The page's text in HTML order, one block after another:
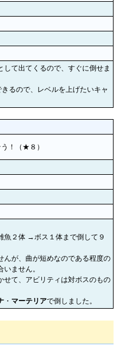
して出てくるので、すぐに倒せま
るので、レベルを上げたいキャ
！（★８）
２体 →ボス１体まで倒して９
んが、曲が短めなのである程度の
ません。
せて、アビリティは対ボスのもの
・ マーテリアで倒しました。